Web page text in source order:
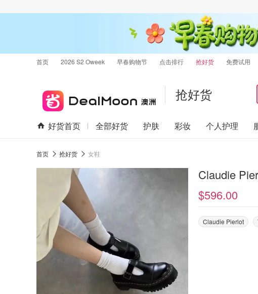
首页 2026 S2 Oweek 早春购物节 点击排行 抢好货 免费试用
抢好货
好货首页 全部好货 护肤 彩妆 个人护理
首页 抢好货 女鞋
Claudie
$596.00
Claudie Pierlot